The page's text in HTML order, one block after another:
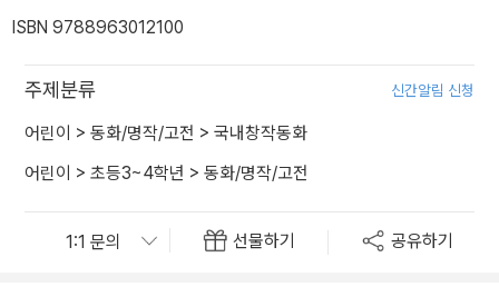
ISBN 9788963012100
주제분류 신간알림 신청
어린이 > 동화/명작/고전 > 국내창작동화
어린이 > 초등3~4학년 > 동화/명작/고전
선물하기 공유하기